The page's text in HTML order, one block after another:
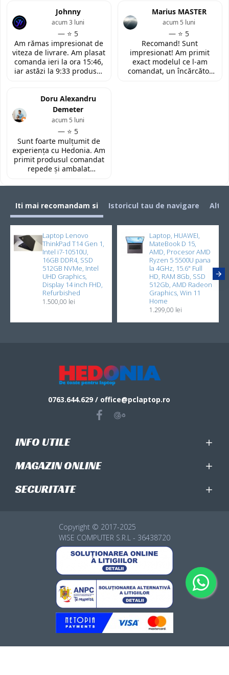
contactat in urma cererii
de retur si mi-au oferit
modelul potrivit de
tastatura pentru repararea
laptopului. Nu am ce
reprosa! Serviciu prompt si
de incredere!
fata locului, am fost placut
impresionata de
amabilitatea si priceperea
personalului. Multumesc
tare mult pentru ajutorul
oferit!
Johnny
— ⭐ 5
acum 3 luni
Am rămas impresionat de
viteza de livrare. Am plasat
comanda ieri la ora 15:46,
iar astăzi la 9:33 produsul
exact conform descrierii,
ambalată corespunzător și
la un preț foarte
toată încrederea!
Marius MASTER
— ⭐ 5
acum 5 luni
Recomand! Sunt
impresionat! Am primit
exact modelul ce l-am
comandat, un încărcător
Doru Alexandru
Demeter
— ⭐ 5
acum 5 luni
Sunt foarte mulțumit de
experiența cu Hedonia. Am
primit produsul comandat
repede și ambalat
fost foarte bun față de alte
Iti mai recomandam si
Istoricul tau de navigare Alti
Laptop Lenovo
ThinkPad T14 Gen 1,
Intel i7-10510U,
16GB DDR4, SSD
512GB NVMe, Intel
UHD Graphics,
Display 14 inch FHD,
Refurbished
1.500,00 lei
Laptop, HUAWEI,
MateBook D 15,
AMD, Procesor AMD
Ryzen 5 5500U pana
la 4GHz, 15.6" Full
HD, RAM 8Gb, SSD
512Gb, AMD Radeon
Graphics, Win 11
Home
1.299,00 lei
0763.644.629 / office@pclaptop.ro
INFO UTILE
MAGAZIN ONLINE
SECURITATE
Copyright © 2017-2025
WISE COMPUTER S.R.L - 36438720